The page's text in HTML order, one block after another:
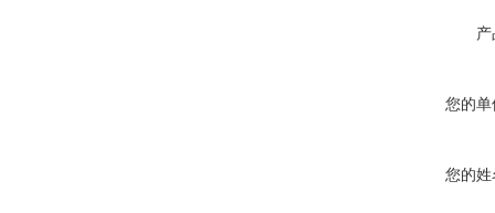
您的单
您的姓